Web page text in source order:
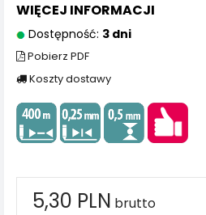
WIĘCEJ INFORMACJI
Dostępność: 3 dni
Pobierz PDF
Koszty dostawy
5,30 PLN brutto